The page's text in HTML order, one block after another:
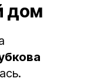
дом